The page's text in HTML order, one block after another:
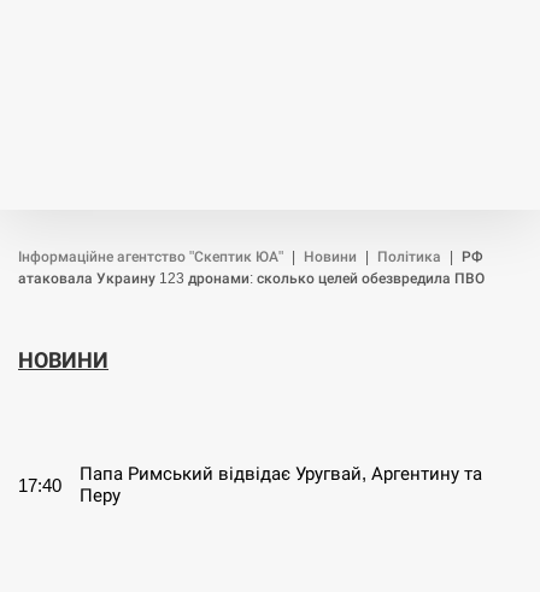
Інформаційне агентство "Скептик ЮА" Новини Політика
РФ
атаковала Украину 123 дронами: сколько целей обезвредила ПВО
НОВИНИ
17:40
Папа Римський відвідає Уругвай, Аргентину та
Перу